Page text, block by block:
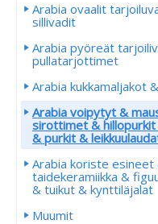
Arabia ovaalit
sillivadit
Arabia pyöreät
pullatarjottimet
Arabia kukkamaljakot
Arabia voipytyt &
sirottimet &
& purkit &
Arabia koriste esineet
taidekeramiikka &
& tuikut & kynttiläjalat
Muumit